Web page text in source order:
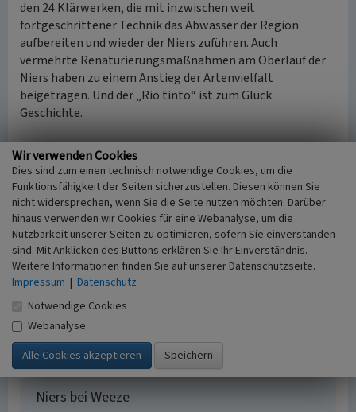
den 24 Klärwerken, die mit inzwischen weit
fortgeschrittener Technik das Abwasser der Region
aufbereiten und wieder der Niers zuführen. Auch
vermehrte Renaturierungsmaßnahmen am Oberlauf der
Niers haben zu einem Anstieg der Artenvielfalt
beigetragen. Und der „Rio tinto“ ist zum Glück
Geschichte.
(mobile discovery GmbH / Johanna Dohle, erstellt in
Kooperation mit dem Naturschutzzentrum im Kreis Kleve
e.V. im Rahmen des Projektes „Verborgene Schätze
inklusiv“. Ein Projekt des LVR-Netzwerks Kulturlandschaft,
2017)
Literatur
Frankewitz, Stefan (2011)
Burgen, Schlösser, Herrenhäuser an der Niers (mit
CD-ROM). Goch.
Niers bei Weeze
Wir verwenden Cookies
Dies sind zum einen technisch notwendige Cookies, um die
Funktionsfähigkeit der Seiten sicherzustellen. Diesen können Sie
nicht widersprechen, wenn Sie die Seite nutzen möchten. Darüber
hinaus verwenden wir Cookies für eine Webanalyse, um die
Nutzbarkeit unserer Seiten zu optimieren, sofern Sie einverstanden
sind. Mit Anklicken des Buttons erklären Sie Ihr Einverständnis.
Weitere Informationen finden Sie auf unserer Datenschutzseite.
Impressum | Datenschutz
Notwendige Cookies
Webanalyse